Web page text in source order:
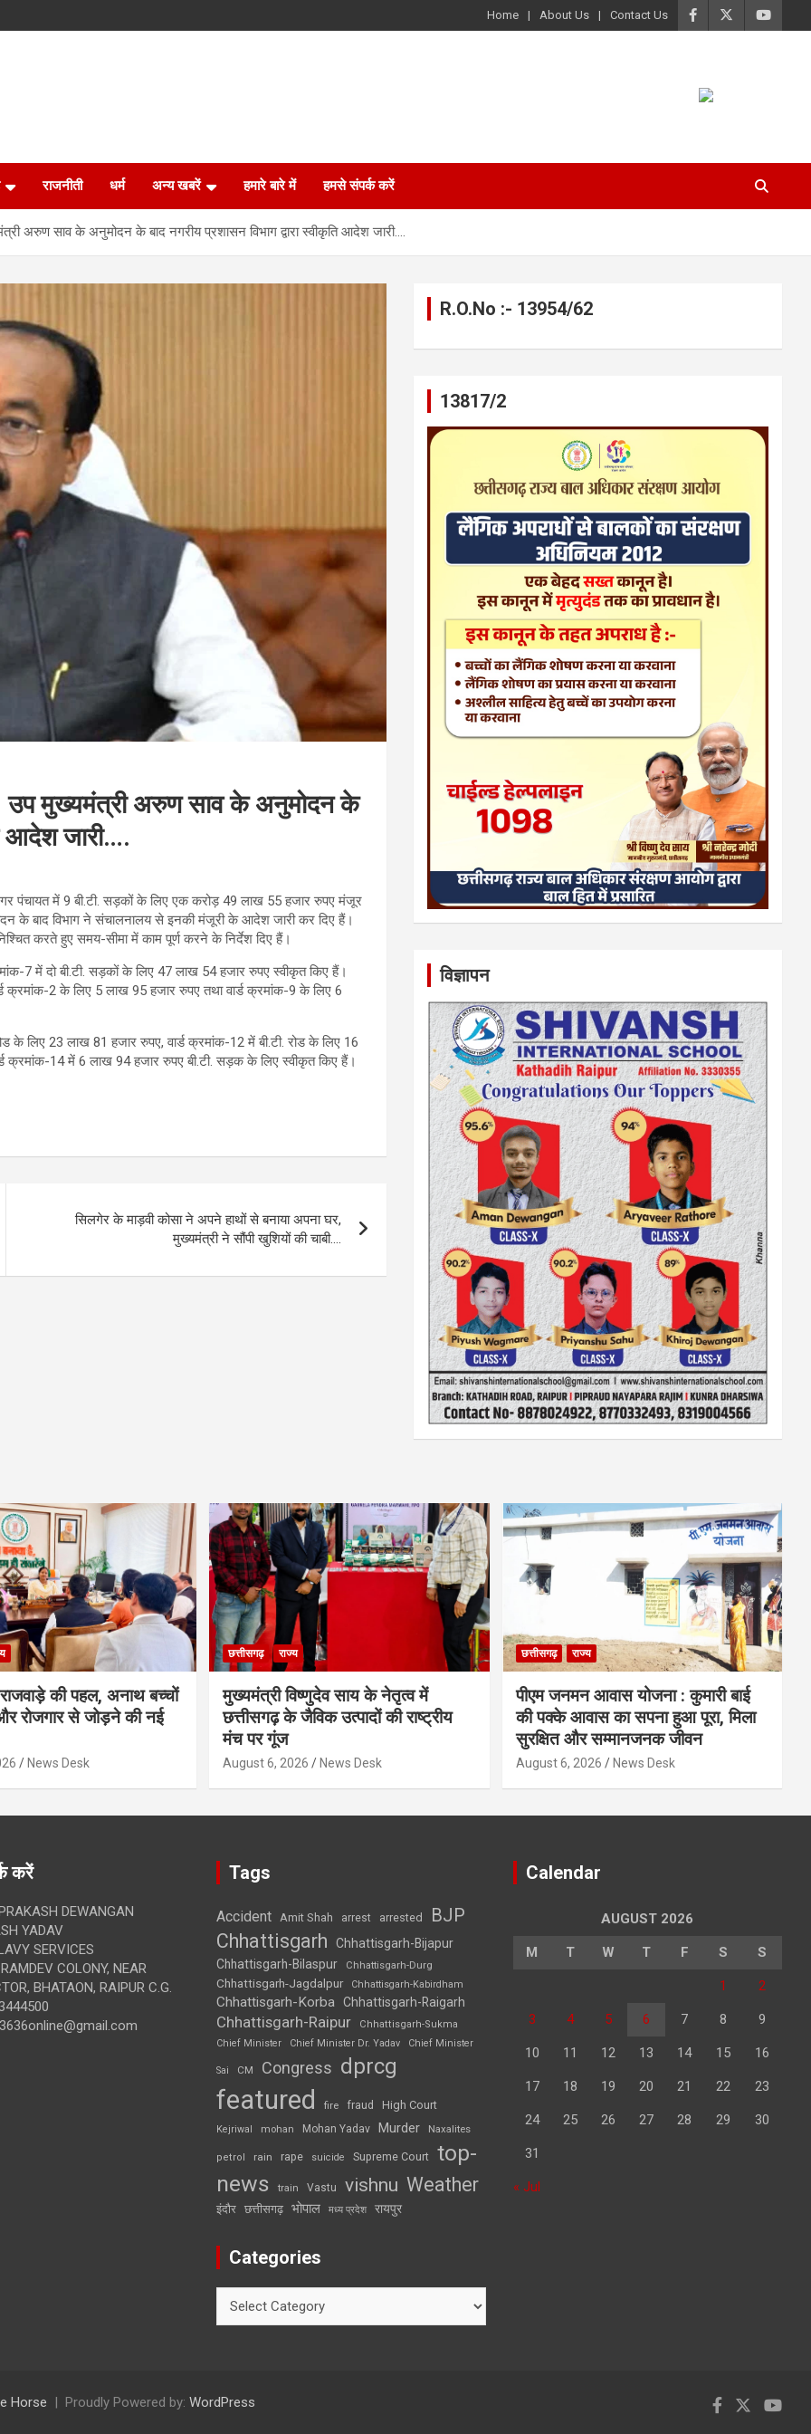
Home About Us Contact Us
राजनीती धर्म अन्य खबरें हमारे बारे में हमसे संपर्क करें
अरुण साव के अनुमोदन के बाद नगरीय प्रशासन विभाग द्वारा स्वीकृति आदेश जारी….
उप मुख्यमंत्री अरुण साव के अनुमोदन के
आदेश जारी….
पंचायत में 9 बी.टी. सड़कों के लिए एक करोड़ 49 लाख 55 हजार रुपए मंजूर
के बाद विभाग ने संचालनालय से इनकी मंजूरी के आदेश जारी कर दिए हैं।
करते हुए समय-सीमा में काम पूर्ण करने के निर्देश दिए हैं।
7 में दो बी.टी. सड़कों के लिए 47 लाख 54 हजार रुपए स्वीकृत किए हैं।
क्रमांक-2 के लिए 5 लाख 95 हजार रुपए तथा वार्ड क्रमांक-9 के लिए 6
के लिए 23 लाख 81 हजार रुपए, वार्ड क्रमांक-12 में बी.टी. रोड के लिए 16
क्रमांक-14 में 6 लाख 94 हजार रुपए बी.टी. सड़क के लिए स्वीकृत किए हैं।
सिलगेर के माड़वी कोसा ने अपने हाथों से बनाया अपना घर,
मुख्यमंत्री ने सौंपी खुशियों की चाबी….
R.O.No :- 13954/62
13817/2
विज्ञापन
राजवाड़े की पहल, अनाथ बच्चों
रोजगार से जोड़ने की नई
News Desk
छत्तीसगढ़ राज्य
मुख्यमंत्री विष्णुदेव साय के नेतृत्व में
छत्तीसगढ़ के जैविक उत्पादों की राष्ट्रीय
मंच पर गूंज
August 6, 2026 News Desk
छत्तीसगढ़ राज्य
पीएम जनमन आवास योजना : कुमारी बाई
की पक्के आवास का सपना हुआ पूरा, मिला
सुरक्षित और सम्मानजनक जीवन
August 6, 2026 News Desk
करें
DEWANGAN
YADAV
SERVICES
COLONY, NEAR
BHATAON, RAIPUR C.G.
Tags
Accident Amit Shah arrest arrested BJP
Chhattisgarh
Chhattisgarh-Bijapur
Chhattisgarh-Bilaspur
Chhattisgarh-Durg
Chhattisgarh-Jagdalpur Chhattisgarh-Kabirdham
Chhattisgarh-Korba Chhattisgarh-Raigarh
Chhattisgarh-Raipur
Chhattisgarh-Sukma
Chief Minister
Chief Minister Dr. Yadav Chief Minister
Sai CM Congress dprcg
featured fire fraud High Court
Kejriwal mohan Mohan Yadav Murder Naxalites
petrol rain rape suicide Supreme Court top-
news
train Vastu vishnu Weather
इंदौर छत्तीसगढ़ भोपाल मध्य प्रदेश रायपुर
Categories
Calendar
AUGUST 2026
M T W T F S S
1 2
3 4 5 6 7 8 9
10 11 12 13 14 15 16
17 18 19 20 21 22 23
24 25 26 27 28 29 30
31
« Jul
Horse Proudly Powered by: WordPress